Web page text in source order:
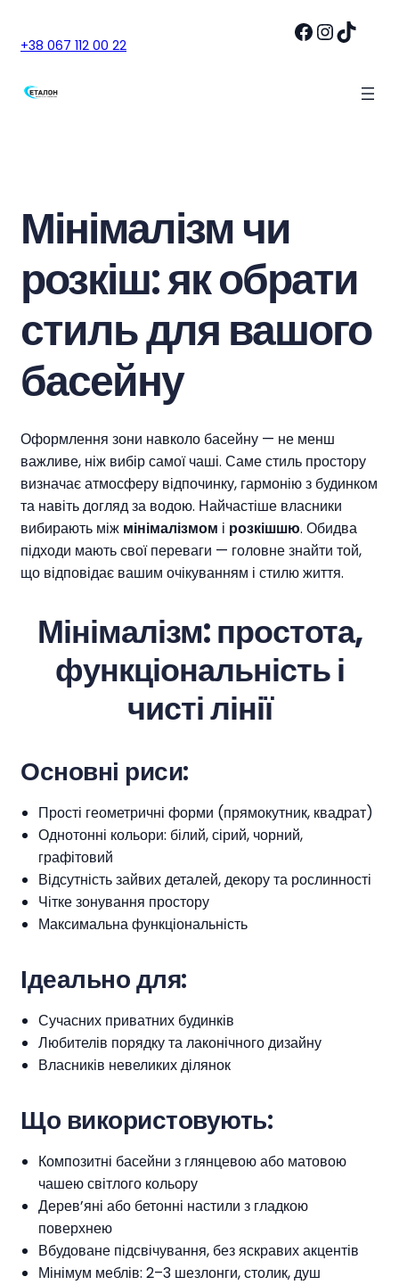
+38 067 112 00 22
Facebook InstagramTikTok
Мінімалізм чи
розкіш: як обрати
стиль для вашого
басейну
Оформлення зони навколо басейну — не менш
важливе, ніж вибір самої чаші. Саме стиль простору
визначає атмосферу відпочинку, гармонію з будинком
та навіть догляд за водою. Найчастіше власники
вибирають між мінімалізмом і розкішшю. Обидва
підходи мають свої переваги — головне знайти той,
що відповідає вашим очікуванням і стилю життя.
Мінімалізм: простота,
функціональність і
чисті лінії
Основні риси:
Прості геометричні форми (прямокутник, квадрат)
Однотонні кольори: білий, сірий, чорний,
графітовий
Відсутність зайвих деталей, декору та рослинності
Чітке зонування простору
Максимальна функціональність
Ідеально для:
Сучасних приватних будинків
Любителів порядку та лаконічного дизайну
Власників невеликих ділянок
Що використовують:
Композитні басейни з глянцевою або матовою
чашею світлого кольору
Дерев’яні або бетонні настили з гладкою
поверхнею
Вбудоване підсвічування, без яскравих акцентів
Мінімум меблів: 2–3 шезлонги, столик, душ